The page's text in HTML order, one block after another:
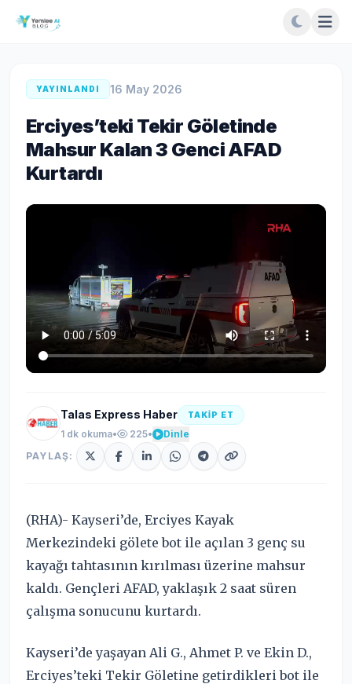
YAYINLANDI 16 May 2026
Erciyes’teki Tekir Göletinde
Mahsur Kalan 3 Genci AFAD
Kurtardı
Talas Express Haber TAKİP ET
1 dk okuma• 225•
Dinle
PAYLAŞ:
(RHA)- Kayseri’de, Erciyes Kayak
Merkezindeki gölete bot ile açılan 3 genç su
kayağı tahtasının kırılması üzerine mahsur
kaldı. Gençleri AFAD, yaklaşık 2 saat süren
çalışma sonucunu kurtardı.
Kayseri’de yaşayan Ali G., Ahmet P. ve Ekin D.,
Erciyes’teki Tekir Göletine getirdikleri bot ile